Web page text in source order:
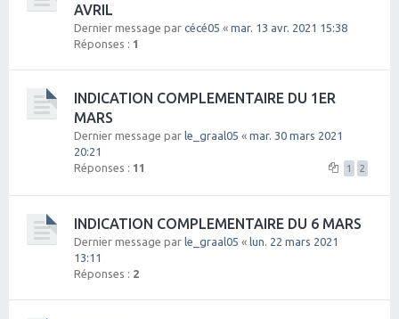
AVRIL
Dernier message par cécé05 « mar. 13 avr. 2021 15:38
Réponses : 1
INDICATION COMPLEMENTAIRE DU 1ER
MARS
Dernier message par le_graal05 « mar. 30 mars 2021
20:21
Réponses : 11 1 2
INDICATION COMPLEMENTAIRE DU 6 MARS
Dernier message par le_graal05 « lun. 22 mars 2021
13:11
Réponses : 2